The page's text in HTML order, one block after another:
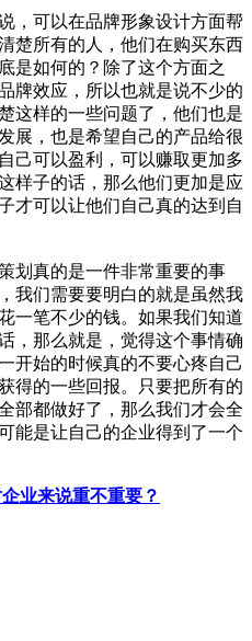
，可以在品牌形象设计方面帮
楚所有的人，他们在购买东西
是如何的？除了这个方面之
牌效应，所以也就是说不少的
这样的一些问题了，他们也是
展，也是希望自己的产品给很
己可以盈利，可以赚取更加多
样子的话，那么他们更加是应
才可以让他们自己真的达到自
划真的是一件非常重要的事
我们需要要明白的就是虽然我
一笔不少的钱。如果我们知道
，那么就是，觉得这个事情确
开始的时候真的不要心疼自己
得的一些回报。只要把所有的
部都做好了，那么我们才会全
能是让自己的企业得到了一个
业来说重不重要？